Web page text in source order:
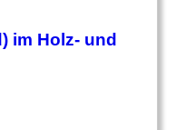
im Holz- und